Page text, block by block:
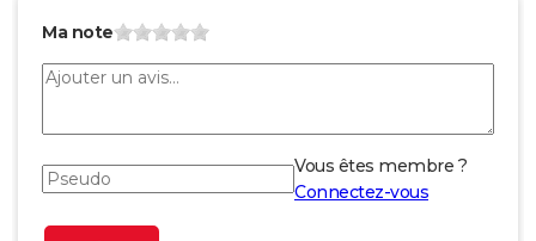
Ma note
Vous êtes membre ?
Connectez-vous